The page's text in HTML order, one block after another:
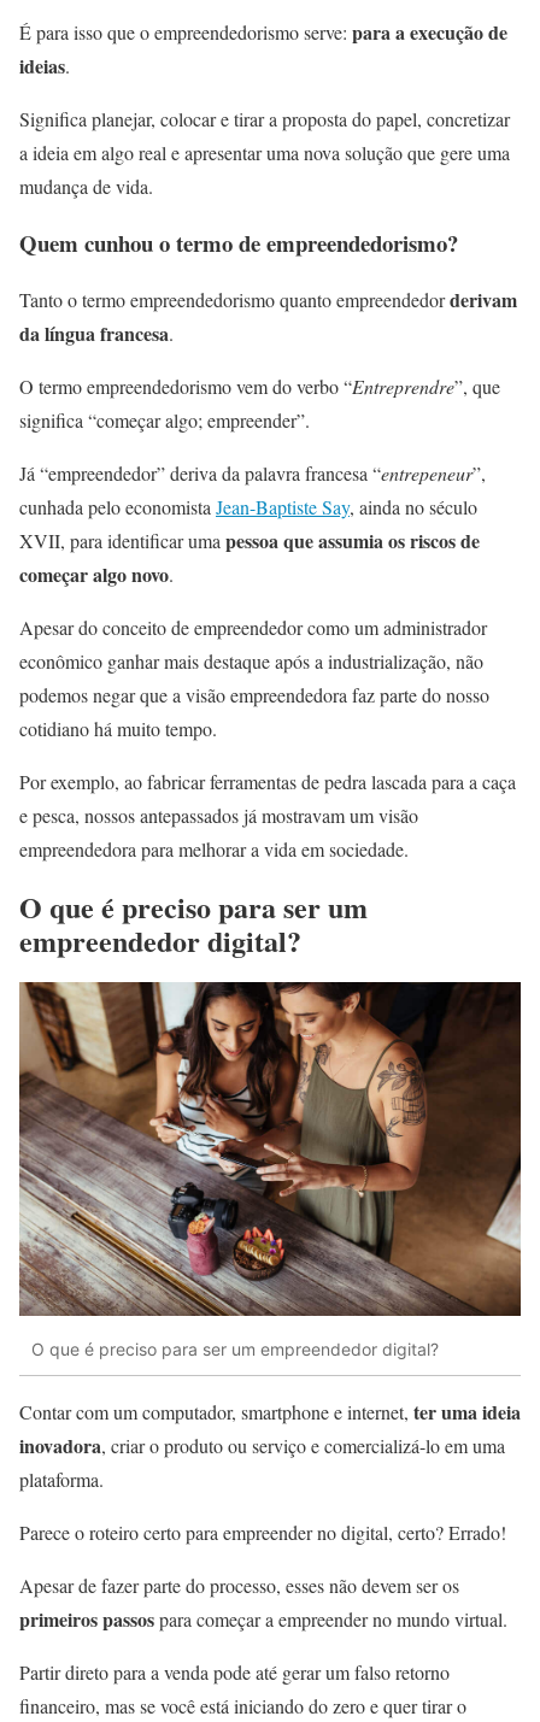
É para isso que o empreendedorismo serve: para a execução de
ideias.
Significa planejar, colocar e tirar a proposta do papel, concretizar
a ideia em algo real e apresentar uma nova solução que gere uma
mudança de vida.
Quem cunhou o termo de empreendedorismo?
Tanto o termo empreendedorismo quanto empreendedorderivam
da língua francesa.
O termo empreendedorismo vem do verbo “Entreprendre”, que
significa “começar algo; empreender”.
Já “empreendedor” deriva da palavra francesa “entrepeneur”,
cunhada pelo economista Jean-Baptiste Say, ainda no século
XVII, para identificar uma pessoa que assumia os riscos de
começar algo novo.
Apesar do conceito de empreendedor como um administrador
econômico ganhar mais destaque após a industrialização, não
podemos negar que a visão empreendedora faz parte do nosso
cotidiano há muito tempo.
Por exemplo, ao fabricar ferramentas de pedra lascada para a caça
e pesca, nossos antepassados já mostravam um visão
empreendedora para melhorar a vida em sociedade.
O que é preciso para ser um
empreendedor digital?
O que é preciso para ser um empreendedor digital?
Contar com um computador, smartphone e internet, ter uma ideia
inovadora, criar o produto ou serviço e comercializá-lo em uma
plataforma.
Parece o roteiro certo para empreender no digital, certo? Errado!
Apesar de fazer parte do processo, esses não devem ser os
primeiros passospara começar a empreender no mundo virtual.
Partir direto para a venda pode até gerar um falso retorno
financeiro, mas se você está iniciando do zero e quer tirar o